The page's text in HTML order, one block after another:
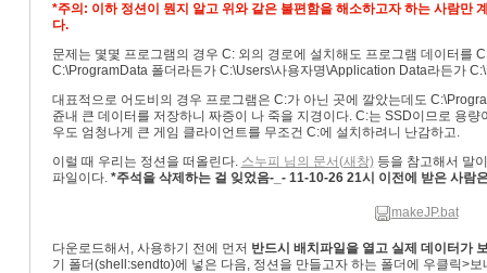
*주의: 이하 정션이 뭔지 알고 위와 같은 불편함을 해소하고자 하는 사람만
다.
문제는 몇몇 프로그램의 경우 C: 외의 경로에 설치해도 프로그램 데이터를
C:\ProgramData 폴더라든가 C:\Users\사용자명\Application Data라든가
대표적으로 어도비의 경우 프로그램은 C:가 아닌 곳에 깔았는데도
쥰내 큰 데이터를 저장하니 짜증이 나 죽을 지경이다. C:는 SSD이므로 용
우도 엄청나게 큰 게임 클라이언트를 무조건 C:에 설치하려니 난감하고.
이럴 때 우리는 정션을 떠올린다. 스누피 님의 문서(새창)등을 참고해서 말
파일이다. *주석을 삭제하는 걸 잊었음-_- 11-10-26 21시 이전에 받은 사람
makeJP.bat
다운로드해서, 사용하기 전에 먼저 반드시 배치파일을 열고 실제 데이터가
기 폴더(shell:sendto)에 넣은 다음, 정션을 만들고자 하는 폴더에 우클릭>